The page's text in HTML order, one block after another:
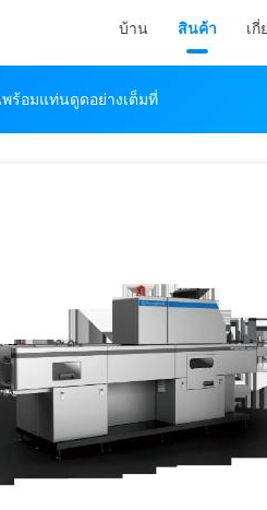
บ้าน สินค้า เกี่
ร้อมแท่นดูดอย่างเต็มที่